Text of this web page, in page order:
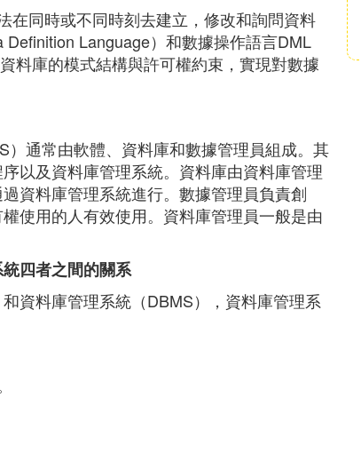
在同時或不同時刻去建立，修改和詢問資料
Language）和數據操作語言DML
料庫的模式結構與許可權約束，實現對數據
通常由軟體、資料庫和數據管理員組成。其
以及資料庫管理系統。資料庫由資料庫管理
資料庫管理系統進行。數據管理員負責創
使用的人有效使用。資料庫管理員一般是由
四者之間的關系
資料庫管理系統（DBMS），資料庫管理系